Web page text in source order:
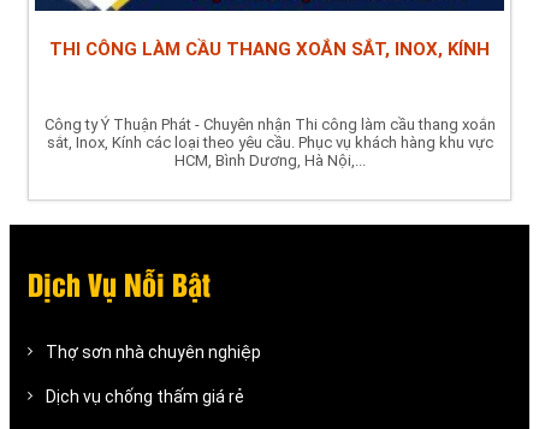
THI CÔNG LÀM CẦU THANG XOẮN SẮT, INOX, KÍNH
Công ty Ý Thuận Phát - Chuyên nhận Thi công làm cầu thang xoắn
sắt, Inox, Kính các loại theo yêu cầu. Phục vụ khách hàng khu vực
HCM, Bình Dương, Hà Nội,...
Dịch Vụ Nỗi Bật
Thợ sơn nhà chuyên nghiệp
Dịch vụ chống thấm giá rẻ